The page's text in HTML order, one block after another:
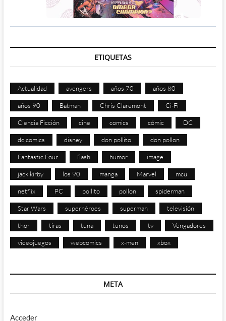
ETIQUETAS
Actualidad avengers años 70 años 80
años 90 Batman Chris Claremont Ci-Fi
Ciencia Ficción cine comics cómic DC
dc comics disney don pollito don pollon
Fantastic Four flash humor image
jack kirby los 90 manga Marvel mcu
netflix PC pollito pollon spiderman
Star Wars superhéroes superman televisión
thor tiras tuna tunos tv Vengadores
videojuegos webcomics x-men xbox
META
Acceder